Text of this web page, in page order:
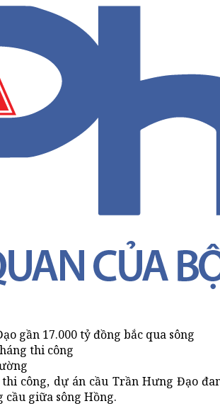
gần 17.000 tỷ đồng bắc qua sông
thi công
thi công, dự án cầu Trần Hưng Đạo
cầu giữa sông Hồng.